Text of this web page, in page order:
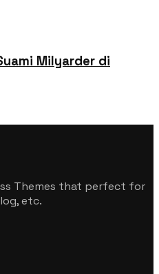
Milyarder di
Themes that perfect for
etc.